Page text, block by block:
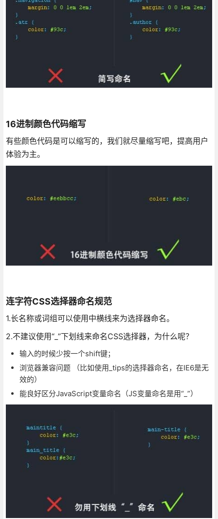
16进制颜色代码缩写
有些颜色代码是可以缩写的，我们就尽量缩写吧，提高用户
体验为主。
连字符CSS选择器命名规范
1.长名称或词组可以使用中横线来为选择器命名。
2.不建议使用“_”下划线来命名CSS选择器，为什么呢？
输入的时候少按一个shift键；
浏览器兼容问题 （比如使用_tips的选择器命名，在IE6是无
效的）
能良好区分JavaScript变量命名（JS变量命名是用“_”）